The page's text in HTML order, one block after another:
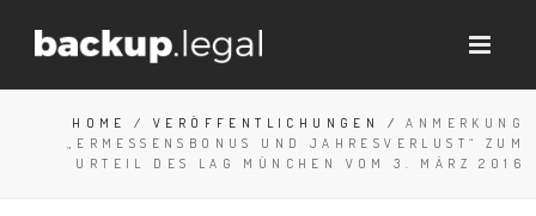
HOME /VERÖFFENTLICHUNGEN /ANMERKUNG
„ERMESSENSBONUS UND JAHRESVERLUST“ ZUM
URTEIL DES LAG MÜNCHEN VOM 3. MÄRZ 2016